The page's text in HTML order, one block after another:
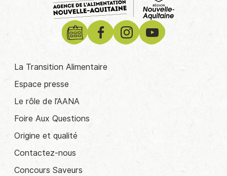
La Transition Alimentaire
Espace presse
Le rôle de l’AANA
Foire Aux Questions
Origine et qualité
Contactez-nous
Concours Saveurs